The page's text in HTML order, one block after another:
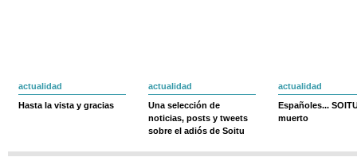
actualidad
Hasta la vista y gracias
actualidad
Una selección de
noticias, posts y tweets
sobre el adiós de Soitu
actualidad
Españoles...
muerto